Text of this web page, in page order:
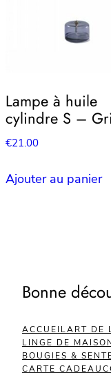
Lampe à huile
cylindre S –
€21.00
Ajouter au panier
Bonne
ACCUEILART DE
LINGE DE
BOUGIES &
CARTE CADEAU